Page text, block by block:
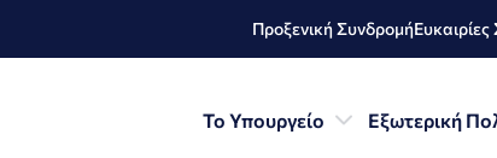
Προξενική Συνδρομή
Το Υπουργείο Εξωτερική